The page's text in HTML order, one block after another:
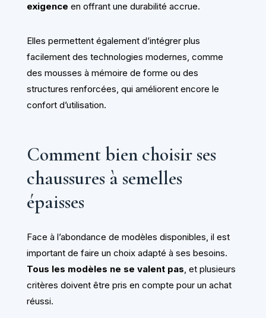
exigence en offrant une durabilité accrue.
Elles permettent également d’intégrer plus
facilement des technologies modernes, comme
des mousses à mémoire de forme ou des
structures renforcées, qui améliorent encore le
confort d’utilisation.
Comment bien choisir ses
chaussures à semelles
épaisses
Face à l’abondance de modèles disponibles, il est
important de faire un choix adapté à ses besoins.
Tous les modèles ne se valent pas, et plusieurs
critères doivent être pris en compte pour un achat
réussi.